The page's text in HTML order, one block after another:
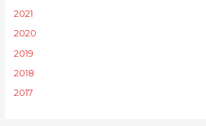
2021
2020
2019
2018
2017